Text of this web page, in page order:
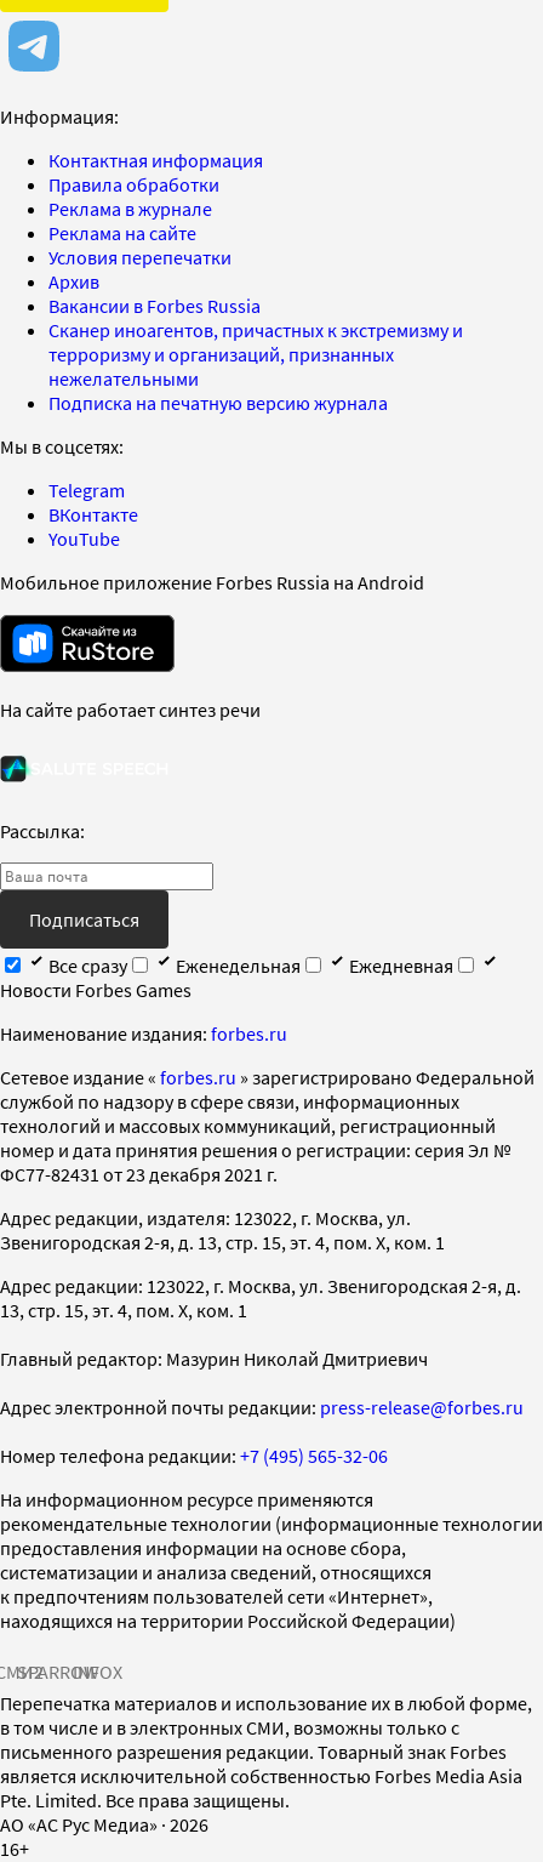
Информация:
Контактная информация
Правила обработки
Реклама в журнале
Реклама на сайте
Условия перепечатки
Архив
Вакансии в Forbes Russia
Сканер иноагентов, причастных к экстремизму и
терроризму и организаций, признанных
нежелательными
Подписка на печатную версию журнала
Мы в соцсетях:
Telegram
ВКонтакте
YouTube
Мобильное приложение Forbes Russia на Android
На сайте работает синтез речи
Рассылка:
Подписаться
Все сразу
Еженедельная
Ежедневная
Новости Forbes Games
Наименование издания: forbes.ru
Cетевое издание « forbes.ru » зарегистрировано Федеральной
службой по надзору в сфере связи, информационных
технологий и массовых коммуникаций, регистрационный
номер и дата принятия решения о регистрации: серия Эл №
ФС77-82431 от 23 декабря 2021 г.
Адрес редакции, издателя: 123022, г. Москва, ул.
Звенигородская 2-я, д. 13, стр. 15, эт. 4, пом. X, ком. 1
Адрес редакции: 123022, г. Москва, ул. Звенигородская 2-я, д.
13, стр. 15, эт. 4, пом. X, ком. 1
Главный редактор: Мазурин Николай Дмитриевич
Адрес электронной почты редакции: press-release@forbes.ru
Номер телефона редакции: +7 (495) 565-32-06
На информационном ресурсе применяются
рекомендательные технологии (информационные технологии
предоставления информации на основе сбора,
систематизации и анализа сведений, относящихся
к предпочтениям пользователей сети «Интернет»,
находящихся на территории Российской Федерации)
SPARROWINFOX
Перепечатка материалов и использование их в любой форме,
в том числе и в электронных СМИ, возможны только с
письменного разрешения редакции. Товарный знак Forbes
является исключительной собственностью Forbes Media Asia
Pte. Limited. Все права защищены.
AO «АС Рус Медиа» · 2026
16+